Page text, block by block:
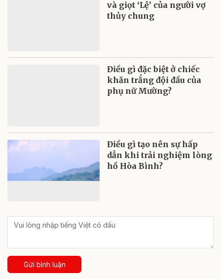
và giọt ‘Lệ’ của người vợ
thủy chung
Điều gì đặc biệt ở chiếc
khăn trắng đội đầu của
phụ nữ Mường?
Điều gì tạo nên sự hấp
dẫn khi trải nghiệm lòng
hồ Hòa Bình?
Gửi bình luận